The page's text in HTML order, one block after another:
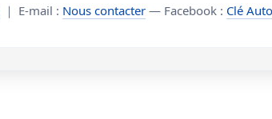
｜ E-mail : Nous contacter — Facebook : Clé Auto